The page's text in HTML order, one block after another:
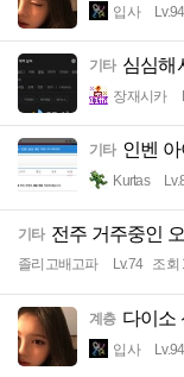
입사 Lv.94
기타 심심해
장재시카
기타 인벤
Kurtas
기타 전주 거주중인
졸리고배고파 Lv.74 조회
계층 다이소
입사 Lv.94